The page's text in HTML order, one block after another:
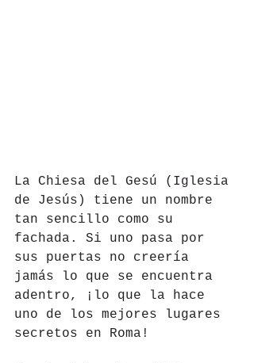
La Chiesa del Gesú (Iglesia
de Jesús) tiene un nombre
tan sencillo como su
fachada. Si uno pasa por
sus puertas no creería
jamás lo que se encuentra
adentro, ¡lo que la hace
uno de los mejores lugares
secretos en Roma!